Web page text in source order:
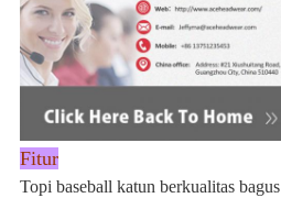
Fitur
Topi baseball katun berkualitas bagus